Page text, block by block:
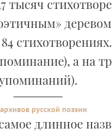
тысяч
деревом
а на
русской поэзии
длинное